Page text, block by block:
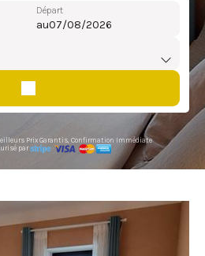
Départ
au
Prix Garantis, Confirmation Immédiate
par